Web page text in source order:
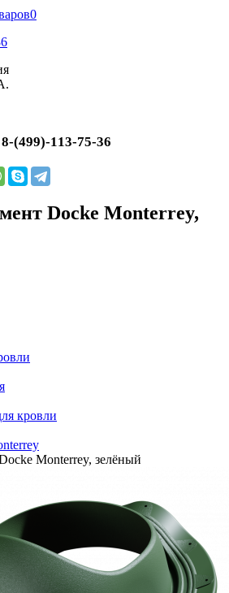
0
8-(499)-113-75-36
Docke Monterrey,
кровли
Monterrey, зелёный